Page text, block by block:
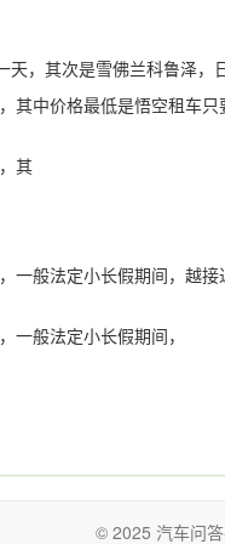
，其次是雪佛兰科鲁泽，
其中价格最低是悟空租车
其
一般法定小长假期间，越
般法定小长假期间，
© 2025 汽车问